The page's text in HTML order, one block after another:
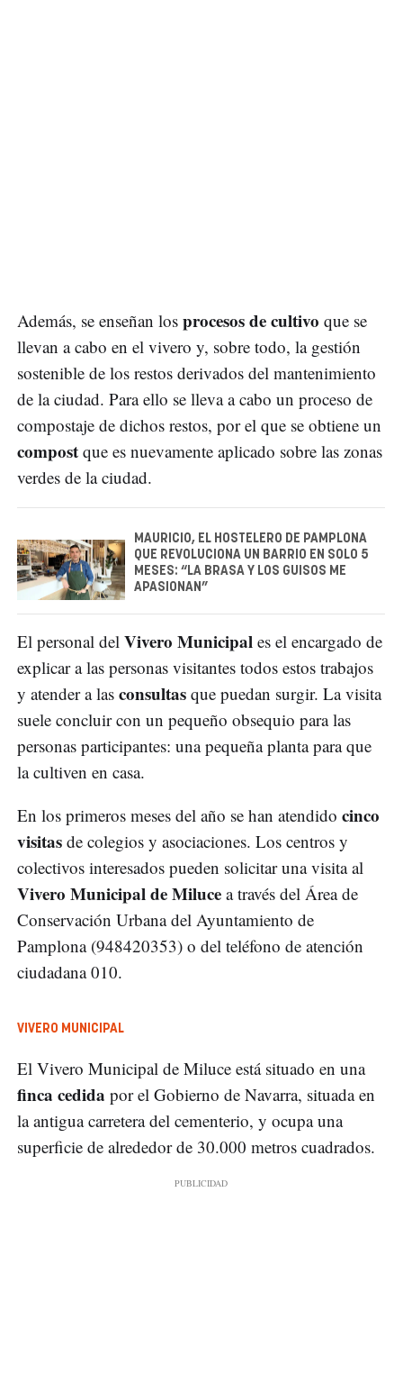
Además, se enseñan los procesos de cultivo que se
llevan a cabo en el vivero y, sobre todo, la gestión
sostenible de los restos derivados del mantenimiento
de la ciudad. Para ello se lleva a cabo un proceso de
compostaje de dichos restos, por el que se obtiene un
compost que es nuevamente aplicado sobre las zonas
verdes de la ciudad.
MAURICIO, EL HOSTELERO DE PAMPLONA
QUE REVOLUCIONA UN BARRIO EN SOLO 5
MESES: “LA BRASA Y LOS GUISOS ME
APASIONAN”
El personal del Vivero Municipal es el encargado de
explicar a las personas visitantes todos estos trabajos
y atender a las consultas que puedan surgir. La visita
suele concluir con un pequeño obsequio para las
personas participantes: una pequeña planta para que
la cultiven en casa.
En los primeros meses del año se han atendido cinco
visitas de colegios y asociaciones. Los centros y
colectivos interesados pueden solicitar una visita al
Vivero Municipal de Miluce a través del Área de
Conservación Urbana del Ayuntamiento de
Pamplona (948420353) o del teléfono de atención
ciudadana 010.
VIVERO MUNICIPAL
El Vivero Municipal de Miluce está situado en una
finca cedida por el Gobierno de Navarra, situada en
la antigua carretera del cementerio, y ocupa una
superficie de alrededor de 30.000 metros cuadrados.